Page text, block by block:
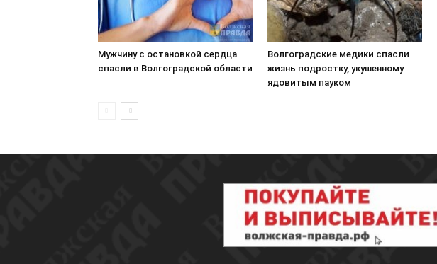
Мужчину с остановкой сердца
спасли в Волгоградской области
Волгоградские медики спасли
жизнь подростку, укушенному
ядовитым пауком